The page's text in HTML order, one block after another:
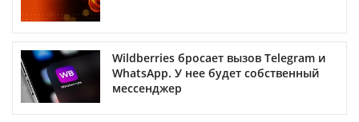
Wildberries бросает вызов Telegram и
WhatsApp. У нее будет собственный
мессенджер